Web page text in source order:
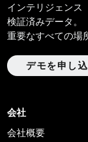
インテリジェンス
検証済みデータ。
重要なすべての場
デモを申し
会社
会社概要